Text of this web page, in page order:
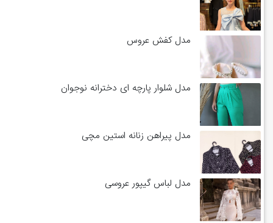
مدل کفش عروس
مدل شلوار پارچه ای دخترانه نوجوان
مدل پیراهن زنانه استین مچی
مدل لباس گیپور عروسی